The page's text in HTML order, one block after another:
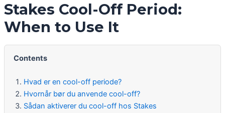
Stakes Cool-Off Period:
When to Use It
Contents
Hvad er en cool-off periode?
Hvornår bør du anvende cool-off?
Sådan aktiverer du cool-off hos Stakes